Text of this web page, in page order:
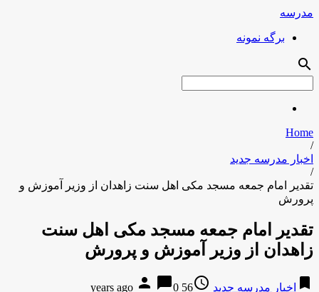
مدرسه
برگه نمونه
search
Home
/
اخبار مدرسه جدید
/
تقدیر امام جمعه مسجد مكی اهل سنت زاهدان از وزیر آموزش و
پرورش
تقدیر امام جمعه مسجد مكی اهل سنت
زاهدان از وزیر آموزش و پرورش
bookmark اخبار مدرسه جدید access_time
56 years ago
person chat_bubble0